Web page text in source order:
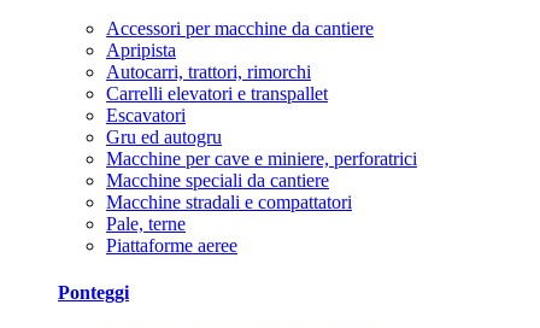
Accessori per macchine da cantiere
Apripista
Autocarri, trattori, rimorchi
Carrelli elevatori e transpallet
Escavatori
Gru ed autogru
Macchine per cave e miniere, perforatrici
Macchine speciali da cantiere
Macchine stradali e compattatori
Pale, terne
Piattaforme aeree
Ponteggi